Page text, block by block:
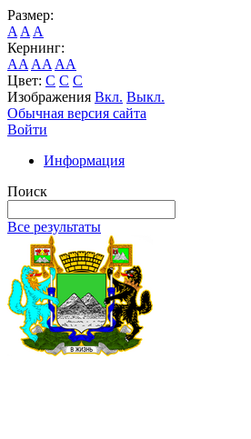
Размер:
A A A
Кернинг:
AA AA AA
Цвет: C C C
Изображения Вкл. Выкл.
Обычная версия сайта
Войти
Информация
Поиск
Все результаты